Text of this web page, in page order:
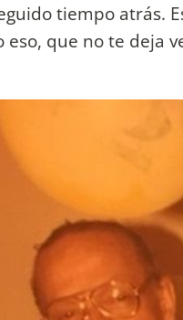
tiempo atrás.
eso, que no te deja